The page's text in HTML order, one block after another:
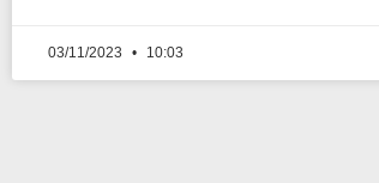
03/11/2023 10:03